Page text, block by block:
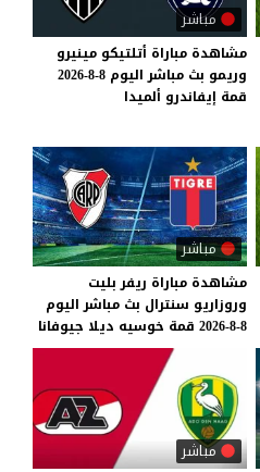
مباشر
مشاهدة مباراة أتلتيكو مينيرو
وريمو بث مباشر اليوم 8-8-2026
قمة إيفاندرو ألميدا
مباشر
مشاهدة مباراة ريفر بليت
وروزاريو سنترال بث مباشر اليوم
8-8-2026
قمة خوسيه ديلا جيوفانا
مباشر